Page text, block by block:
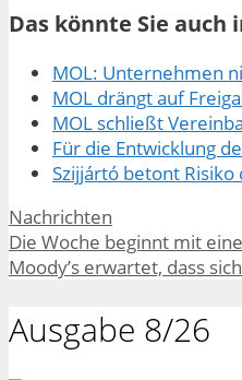
Das könnte Sie auch
MOL: Unternehmen
MOL drängt auf
MOL schließt
Für die Entwicklung
Szijjártó betont
Kategorien
Nachrichten
Die Woche beginnt mit
Moody’s erwartet, dass
Ausgabe 8/26